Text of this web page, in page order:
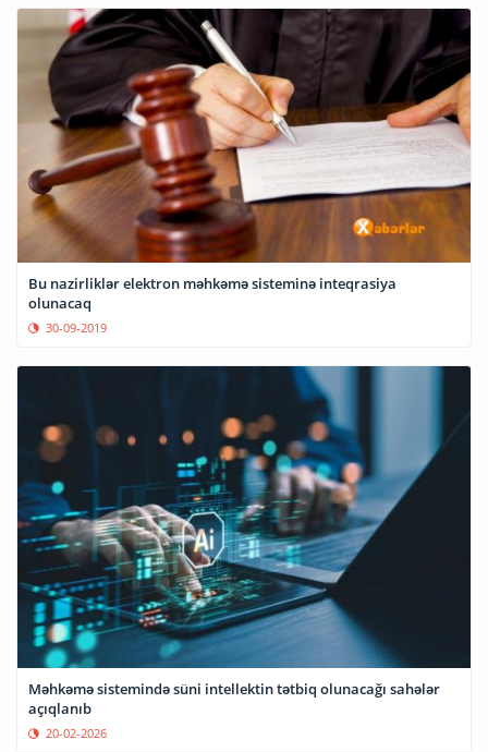
Bu nazirliklər elektron məhkəmə sisteminə inteqrasiya
olunacaq
30-09-2019
Məhkəmə sistemində süni intellektin tətbiq olunacağı sahələr
açıqlanıb
20-02-2026